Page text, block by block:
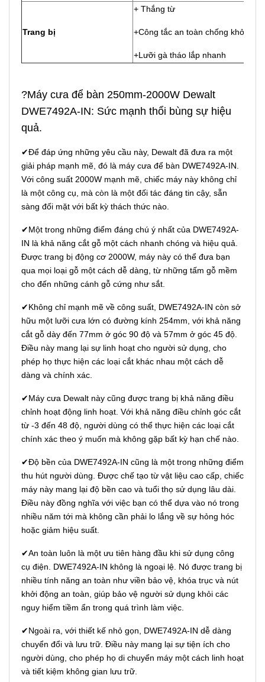
Trang bị
+ Thắng từ
+Công tắc an toàn chống khởi
+Lưỡi gà tháo lắp nhanh
?Máy cưa để bàn 250mm-2000W Dewalt
DWE7492A-IN: Sức mạnh thổi bùng sự hiệu
quả.
✔Để đáp ứng những yêu cầu này, Dewalt đã đưa ra một
giải pháp mạnh mẽ, đó là máy cưa để bàn DWE7492A-IN.
Với công suất 2000W mạnh mẽ, chiếc máy này không chỉ
là một công cụ, mà còn là một đối tác đáng tin cậy, sẵn
sàng đối mặt với bất kỳ thách thức nào.
✔Một trong những điểm đáng chú ý nhất của DWE7492A-
IN là khả năng cắt gỗ một cách nhanh chóng và hiệu quả.
Được trang bị động cơ 2000W, máy này có thể đưa bạn
qua mọi loại gỗ một cách dễ dàng, từ những tấm gỗ mềm
cho đến những cánh gỗ cứng như sắt.
✔Không chỉ mạnh mẽ về công suất, DWE7492A-IN còn sở
hữu một lưỡi cưa lớn có đường kính 254mm, với khả năng
cắt gỗ dày đến 77mm ở góc 90 độ và 57mm ở góc 45 độ.
Điều này mang lại sự linh hoạt cho người sử dụng, cho
phép họ thực hiện các loại cắt khác nhau một cách dễ
dàng và chính xác.
✔Máy cưa Dewalt này cũng được trang bị khả năng điều
chỉnh hoạt động linh hoạt. Với khả năng điều chỉnh góc cắt
từ -3 đến 48 độ, người dùng có thể thực hiện các loại cắt
chính xác theo ý muốn mà không gặp bất kỳ hạn chế nào.
✔Độ bền của DWE7492A-IN cũng là một trong những điểm
thu hút người dùng. Được chế tạo từ vật liệu cao cấp, chiếc
máy này mang lại độ bền cao và tuổi thọ sử dụng lâu dài.
Điều này đồng nghĩa với việc bạn có thể dựa vào nó trong
nhiều năm tới mà không cần phải lo lắng về sự hỏng hóc
hoặc giảm hiệu suất.
✔An toàn luôn là một ưu tiên hàng đầu khi sử dụng công
cụ điện. DWE7492A-IN không là ngoại lệ. Nó được trang bị
nhiều tính năng an toàn như viền bảo vệ, khóa trục và nút
khởi động an toàn, giúp bảo vệ người sử dụng khỏi các
nguy hiểm tiềm ẩn trong quá trình làm việc.
✔Ngoài ra, với thiết kế nhỏ gọn, DWE7492A-IN dễ dàng
chuyển đổi và lưu trữ. Điều này mang lại sự tiện ích cho
người dùng, cho phép họ di chuyển máy một cách linh hoạt
và tiết kiệm không gian lưu trữ.